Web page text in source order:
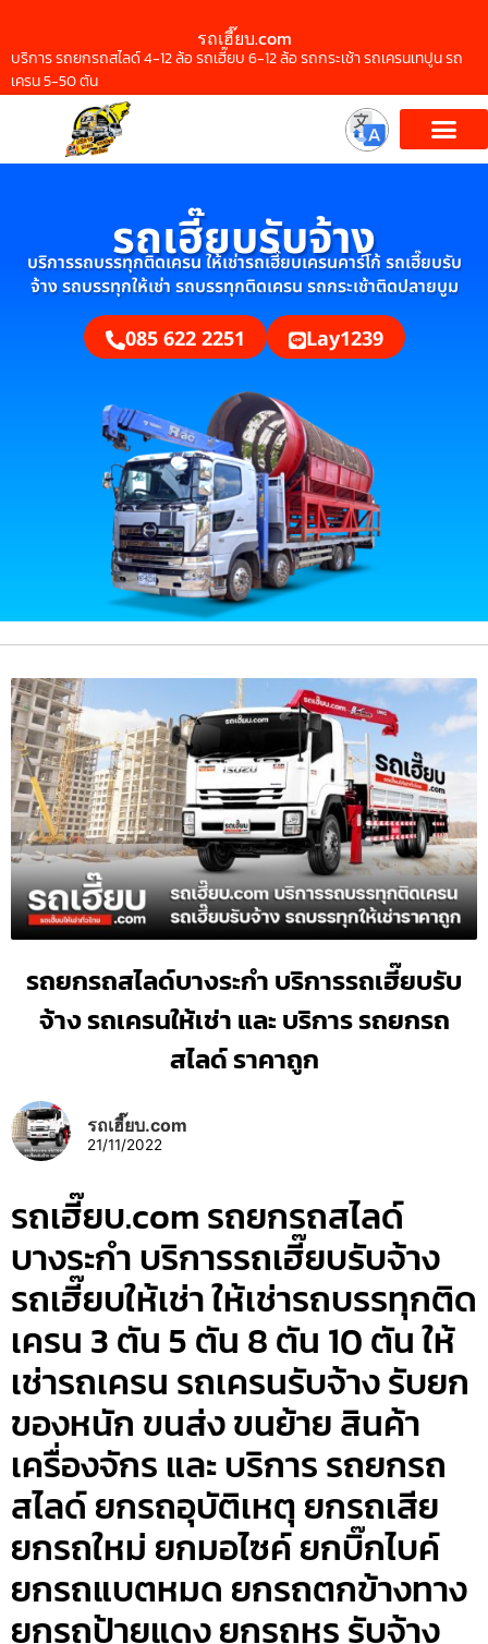
รถเฮี๊ยบ.com
บริการ รถยกรถสไลด์ 4-12 ล้อ รถเฮี๊ยบ 6-12 ล้อ รถกระเช้า รถเครนเทปูน รถ
เครน 5-50 ตัน
รถเฮี๊ยบรับจ้าง
บริการรถบรรทุกติดเครน ให้เช่ารถเฮี๊ยบเครนคาร์โก้ รถเฮี๊ยบรับ
จ้าง รถบรรทุกให้เช่า รถบรรทุกติดเครน รถกระเช้าติดปลายบูม
085 622 2251 Lay1239
รถยกรถสไลด์บางระกำ บริการรถเฮี๊ยบรับ
จ้าง รถเครนให้เช่า และ บริการ รถยกรถ
สไลด์ ราคาถูก
รถเฮี๊ยบ.com
21/11/2022
รถเฮี๊ยบ.com รถยกรถสไลด์
บางระกำ บริการรถเฮี๊ยบรับจ้าง
รถเฮี๊ยบให้เช่า ให้เช่ารถบรรทุกติด
เครน 3 ตัน 5 ตัน 8 ตัน 10 ตัน ให้
เช่ารถเครน รถเครนรับจ้าง รับยก
ของหนัก ขนส่ง ขนย้าย สินค้า
เครื่องจักร และ บริการ รถยกรถ
สไลด์ ยกรถอุบัติเหตุ ยกรถเสีย
ยกรถใหม่ ยกมอไซค์ ยกบิ๊กไบค์
ยกรถแบตหมด ยกรถตกข้างทาง
ยกรถป้ายแดง ยกรถหรู รับจ้าง